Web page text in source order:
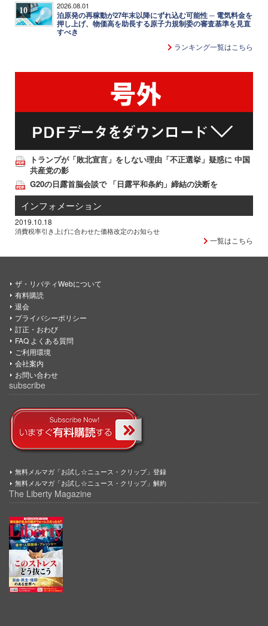
10 2026.08.01
泊原発の再稼動が27年末以降にずれ込む可能性 ─ 電気料金を
押し上げ、物価高を助長する原子力規制委の審査基準を見直
すべき
ランキング一覧はこちら
トランプが「敗北宣言」をしない理由「不正選挙」疑惑に 中国
共産党の影
G20の日露首脳会談で 「日露平和条約」締結の決断を
インフォメーション
2019.10.18
消費税率引き上げに合わせた価格改定のお知らせ
一覧はこちら
ザ・リバティWebについて
有料購読
退会
プライバシーポリシー
訂正・おわび
FAQ よくある質問
ご利用環境
会社案内
お問い合わせ
subscribe
無料メルマガ「お試し☆ニュース・クリップ」登録
無料メルマガ「お試し☆ニュース・クリップ」解約
The Liberty Magazine